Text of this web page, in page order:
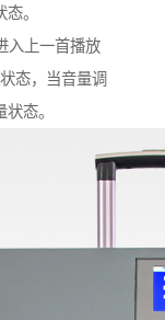
。
入上一首播放
态，当音量调
态。